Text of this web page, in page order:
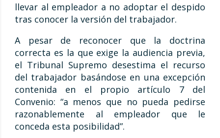
llevar al empleador a no adoptar el despido
tras conocer la versión del trabajador.
A pesar de reconocer que la doctrina
correcta es la que exige la audiencia previa,
el Tribunal Supremo desestima el recurso
del trabajador basándose en una excepción
contenida en el propio artículo 7 del
Convenio: “a menos que no pueda pedirse
razonablemente al empleador que le
conceda esta posibilidad”.